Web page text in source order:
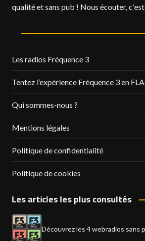
qualité et sans pub ! Nous écouter,
Les radios Fréquence 3
Tentez l’expérience Fréquence 3 en
Qui sommes-nous ?
Mentions légales
Politique de confidentialité
Politique de cookies
Les articles les plus consultés
Découvrez les 4 webradios sans